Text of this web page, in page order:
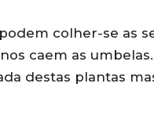
colher-se as
caem as umbelas.
destas plantas